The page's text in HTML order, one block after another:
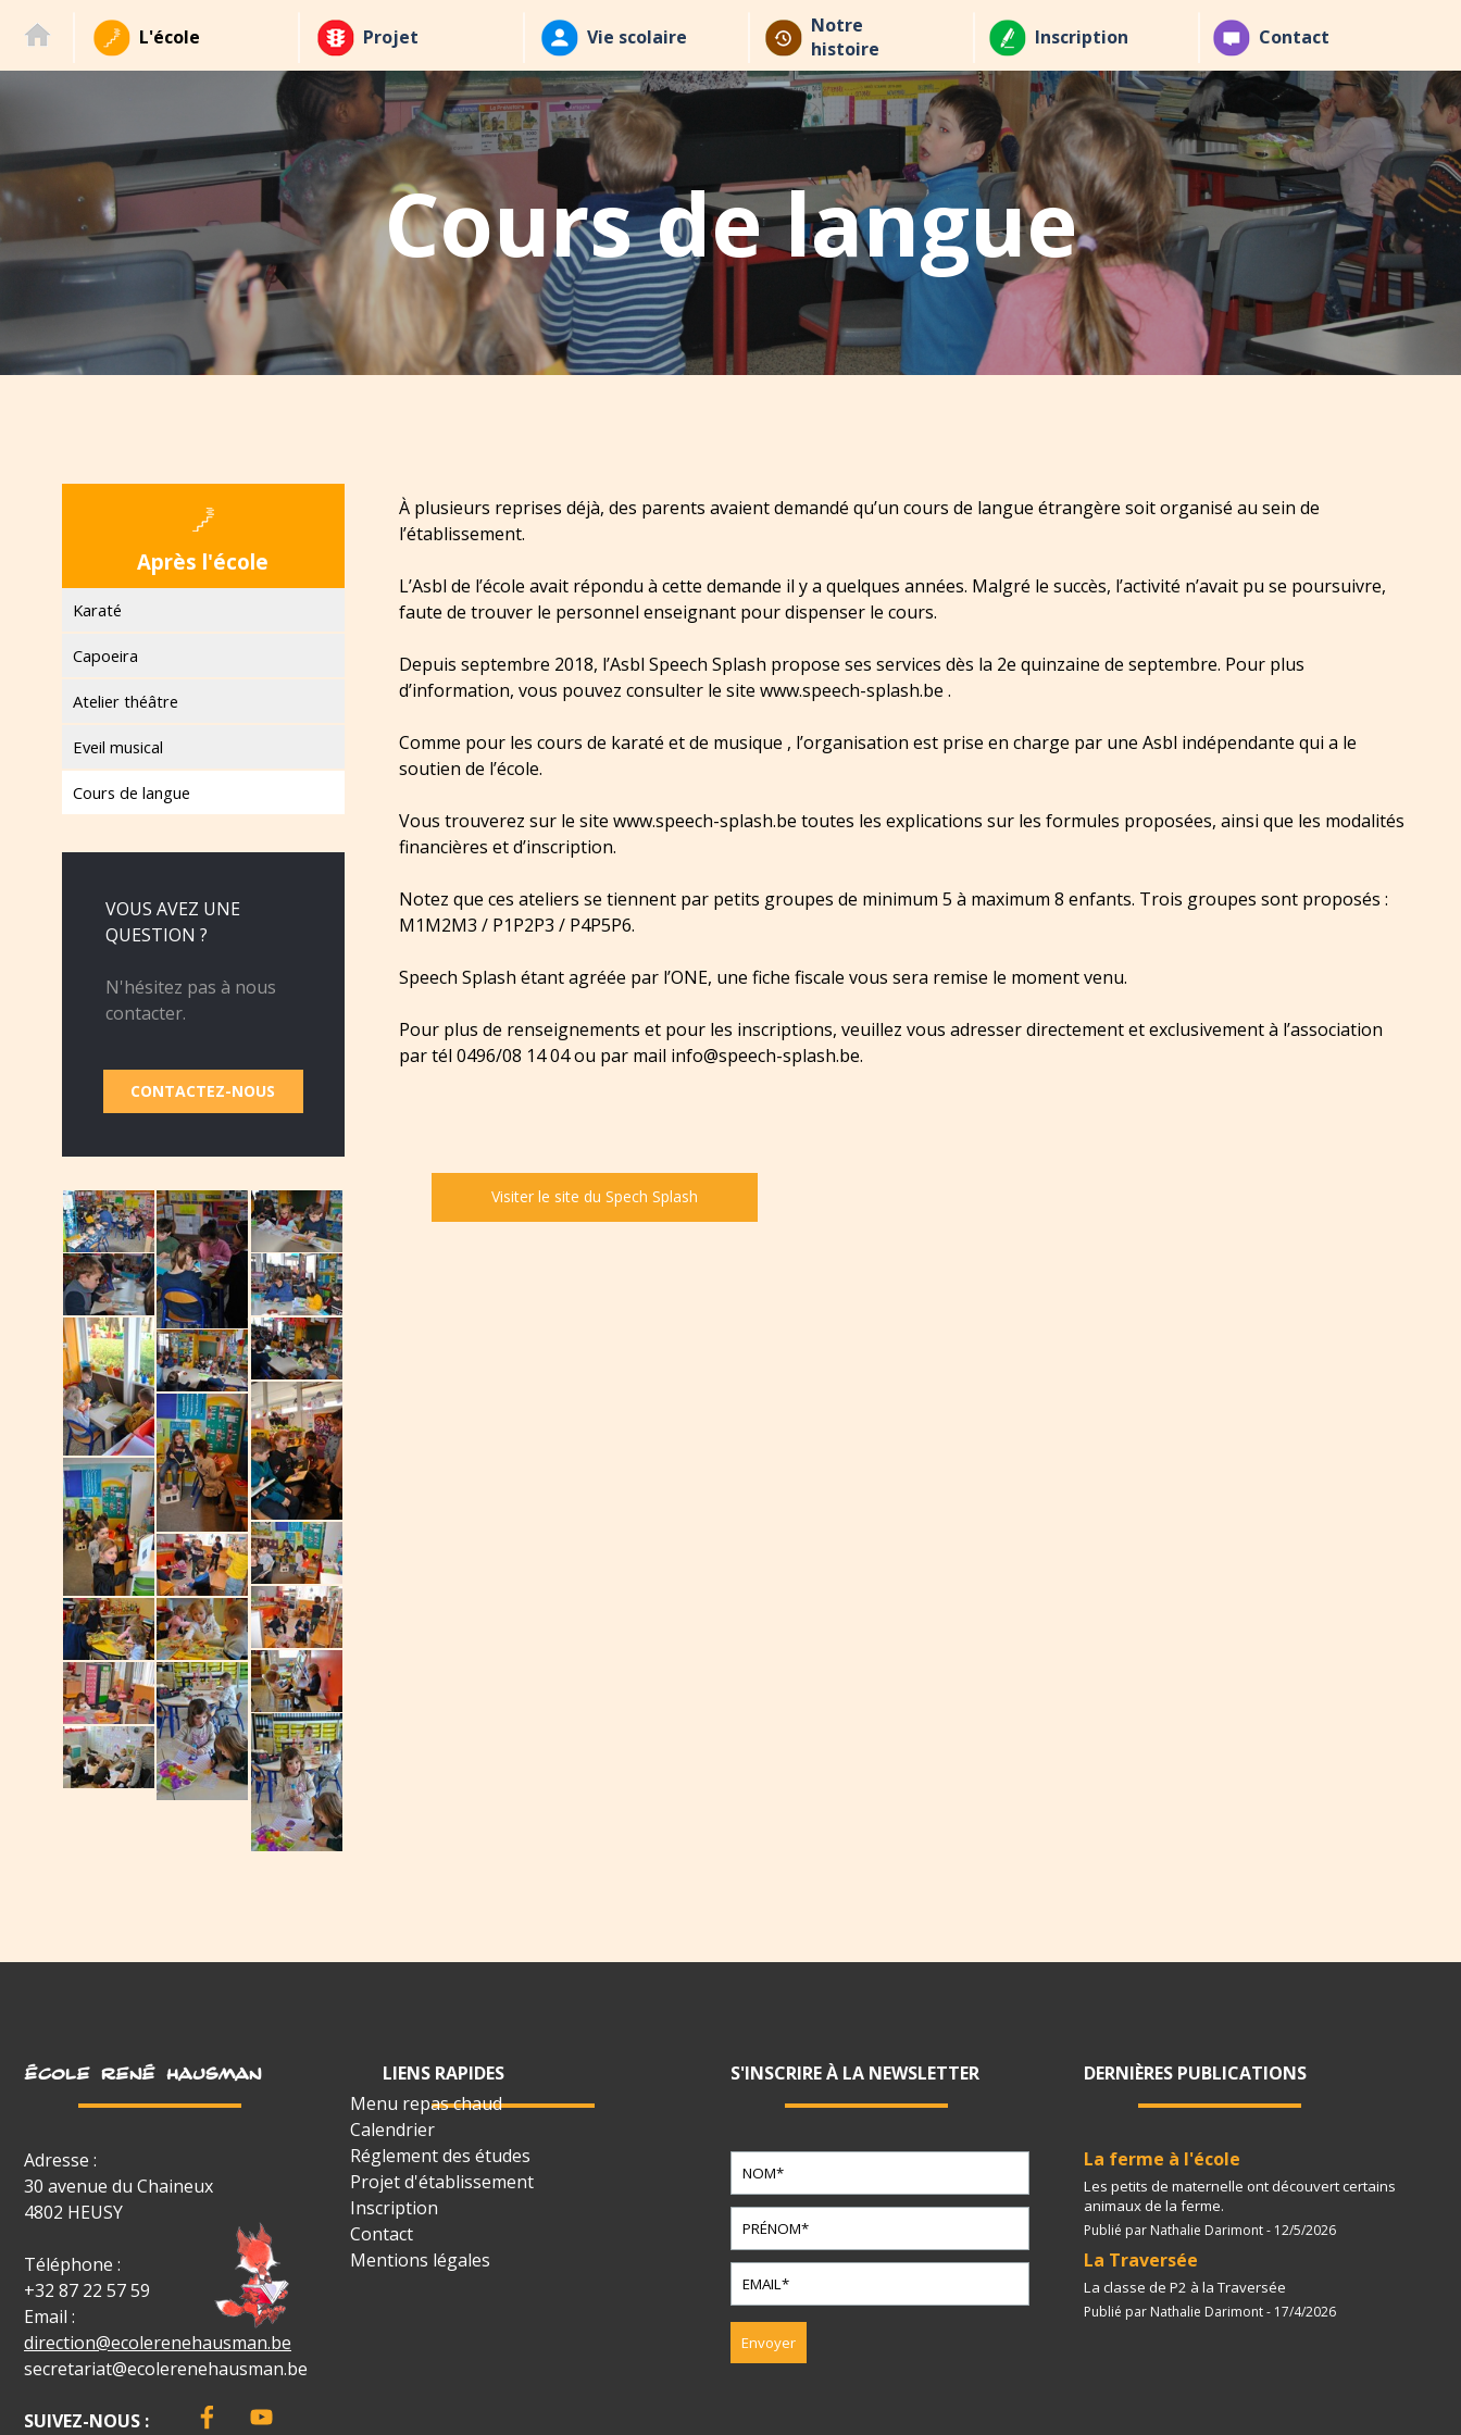
L'école Projet Vie scolaire
Notre
histoire
Inscription Contact
Cours de langue
À plusieurs reprises déjà, des parents avaient demandé qu’un cours de langue étrangère soit organisé au sein de
l’établissement.
L’Asbl de l’école avait répondu à cette demande il y a quelques années. Malgré le succès, l’activité n’avait pu se poursuivre,
faute de trouver le personnel enseignant pour dispenser le cours.
Depuis septembre 2018, l’Asbl Speech Splash propose ses services dès la 2e quinzaine de septembre. Pour plus
d’information, vous pouvez consulter le site www.speech-splash.be .
Comme pour les cours de karaté et de musique , l’organisation est prise en charge par une Asbl indépendante qui a le
soutien de l’école.
Vous trouverez sur le site www.speech-splash.be toutes les explications sur les formules proposées, ainsi que les modalités
financières et d’inscription.
Notez que ces ateliers se tiennent par petits groupes de minimum 5 à maximum 8 enfants. Trois groupes sont proposés :
M1M2M3 / P1P2P3 / P4P5P6.
Speech Splash étant agréée par l’ONE, une fiche fiscale vous sera remise le moment venu.
Pour plus de renseignements et pour les inscriptions, veuillez vous adresser directement et exclusivement à l’association
par tél 0496/08 14 04 ou par mail info@speech-splash.be.
Visiter le site du Spech Splash
Après l'école
Karaté
Capoeira
Atelier théâtre
Eveil musical
Cours de langue
VOUS AVEZ UNE
QUESTION ?
N'hésitez pas à nous
contacter.
CONTACTEZ-NOUS
DERNIÈRES PUBLICATIONS
S'INSCRIRE À LA NEWSLETTER
LIENS RAPIDES
ÉCOLE RENÉ HAUSMAN
Adresse :
30 avenue du Chaineux
4802 HEUSY
Téléphone :
+32 87 22 57 59
Email :
direction@ecolerenehausman.be
secretariat@ecolerenehausman.be
SUIVEZ-NOUS :
Menu repas chaud
Calendrier
Réglement des études
Projet d'établissement
Inscription
Contact
Mentions légales
La ferme à l'école
Les petits de maternelle ont découvert certains
animaux de la ferme.
Publié par Nathalie Darimont - 12/5/2026
La Traversée
La classe de P2 à la Traversée
Publié par Nathalie Darimont - 17/4/2026